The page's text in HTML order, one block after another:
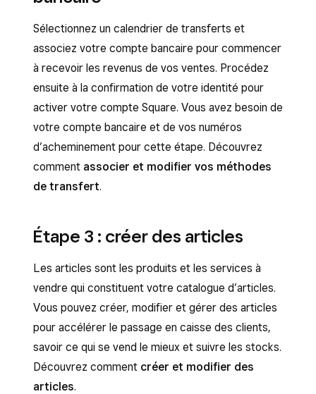
Sélectionnez un calendrier de transferts et
associez votre compte bancaire pour commencer
à recevoir les revenus de vos ventes. Procédez
ensuite à la confirmation de votre identité pour
activer votre compte Square. Vous avez besoin de
votre compte bancaire et de vos numéros
d’acheminement pour cette étape. Découvrez
comment associer et modifier vos méthodes
de transfert.
Étape 3 : créer des articles
Les articles sont les produits et les services à
vendre qui constituent votre catalogue d’articles.
Vous pouvez créer, modifier et gérer des articles
pour accélérer le passage en caisse des clients,
savoir ce qui se vend le mieux et suivre les stocks.
Découvrez comment créer et modifier des
articles.